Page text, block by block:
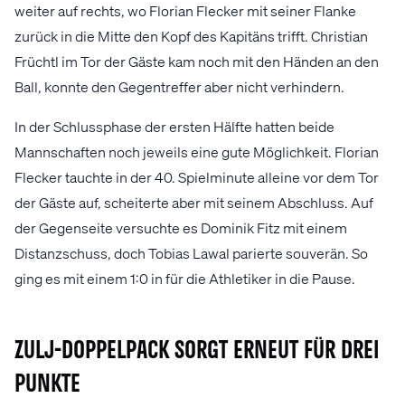
weiter auf rechts, wo Florian Flecker mit seiner Flanke
zurück in die Mitte den Kopf des Kapitäns trifft. Christian
Früchtl im Tor der Gäste kam noch mit den Händen an den
Ball, konnte den Gegentreffer aber nicht verhindern.
In der Schlussphase der ersten Hälfte hatten beide
Mannschaften noch jeweils eine gute Möglichkeit. Florian
Flecker tauchte in der 40. Spielminute alleine vor dem Tor
der Gäste auf, scheiterte aber mit seinem Abschluss. Auf
der Gegenseite versuchte es Dominik Fitz mit einem
Distanzschuss, doch Tobias Lawal parierte souverän. So
ging es mit einem 1:0 in für die Athletiker in die Pause.
Zulj-Doppelpack sorgt erneut für drei
Punkte